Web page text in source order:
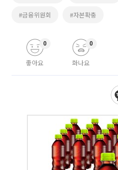
#금융위원회 #자본확충
좋아요
0
화나요
0